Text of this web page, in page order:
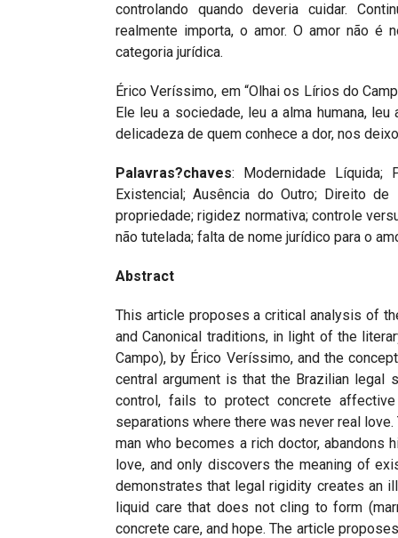
controlando quando deveria cuidar.
realmente importa, o amor. O amor não é
categoria jurídica.
Érico Veríssimo, em “Olhai os Lírios do
Ele leu a sociedade, leu a alma humana,
delicadeza de quem conhece a dor, nos
Palavras?chaves: Modernidade Líquida;
Existencial; Ausência do Outro; Direito de
propriedade; rigidez normativa; controle
não tutelada; falta de nome jurídico para o
Abstract
This article proposes a critical analysis of
and Canonical traditions, in light of the
Campo), by Érico Veríssimo, and the
central argument is that the Brazilian legal
control, fails to protect concrete
separations where there was never real
man who becomes a rich doctor, abandons
love, and only discovers the meaning of
demonstrates that legal rigidity creates an
liquid care that does not cling to form
concrete care, and hope. The article